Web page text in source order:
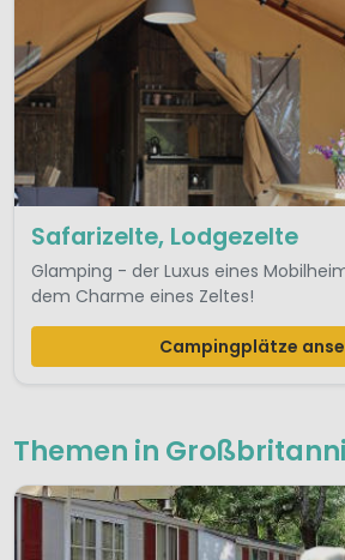
Safarizelte, Lodgezelte
Glamping - der Luxus eines
dem Charme eines Zeltes!
Campingplätze
Themen in